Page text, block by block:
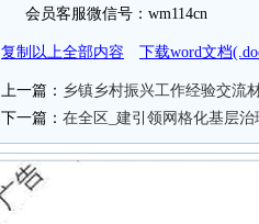
会员客服微信号：wm114cn
复制以上全部内容 下载word文档
上一篇： 乡镇乡村振兴工作经验交流
下一篇： 在全区_建引领网格化基层